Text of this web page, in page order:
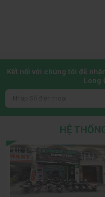
Kết nối với chúng tôi để
Long
HỆ